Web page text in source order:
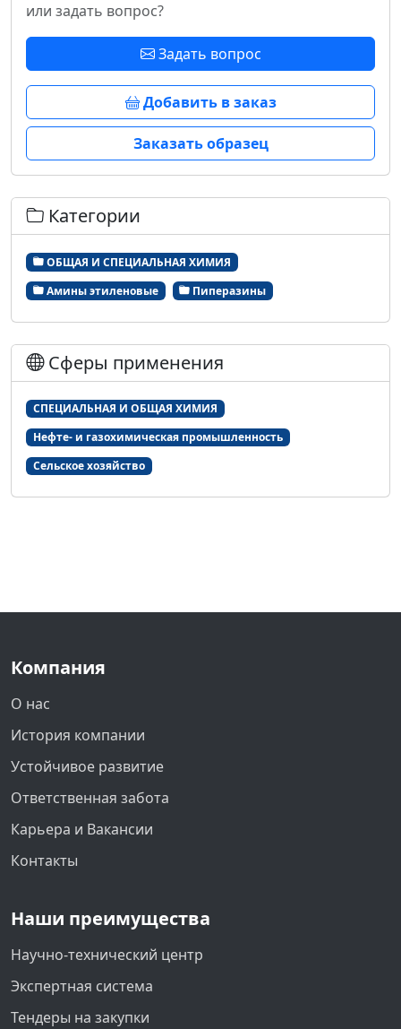
или задать вопрос?
Задать вопрос
Добавить в заказ
Заказать образец
Категории
ОБЩАЯ И СПЕЦИАЛЬНАЯ ХИМИЯ
Амины этиленовые
Пиперазины
Сферы применения
СПЕЦИАЛЬНАЯ И ОБЩАЯ ХИМИЯ
Нефте- и газохимическая промышленность
Сельское хозяйство
Компания
О нас
История компании
Устойчивое развитие
Ответственная забота
Карьера и Вакансии
Контакты
Наши преимущества
Научно-технический центр
Экспертная система
Тендеры на закупки